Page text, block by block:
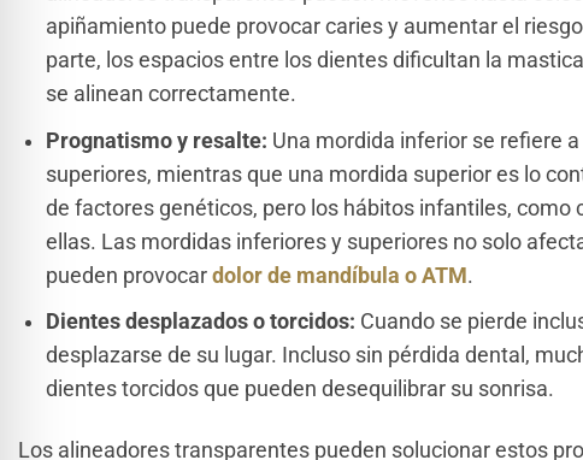
apiñamiento puede provocar caries y aumentar el
parte, los espacios entre los dientes dificultan la
se alinean correctamente.
Prognatismo y resalte: Una mordida inferior se refiere
superiores, mientras que una mordida superior es lo
de factores genéticos, pero los hábitos infantiles, como
ellas. Las mordidas inferiores y superiores no solo
pueden provocar dolor de mandíbula o ATM.
Dientes desplazados o torcidos: Cuando se pierde
desplazarse de su lugar. Incluso sin pérdida dental,
dientes torcidos que pueden desequilibrar su sonrisa.
Los alineadores transparentes pueden solucionar estos